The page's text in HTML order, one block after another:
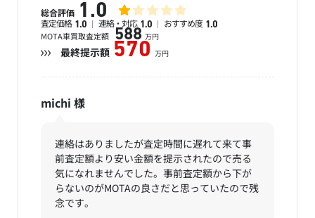
総合評価 1.0
査定価格 1.0 連絡・対応 1.0 おすすめ度 1.0
MOTA車買取査定額 588 万円
最終提示額 570 万円
michi 様
連絡はありましたが査定時間に遅れて来て事
前査定額より安い金額を提示されたので売る
気になれませんでした。事前査定額から下が
らないのがMOTAの良さだと思っていたので残
念です。